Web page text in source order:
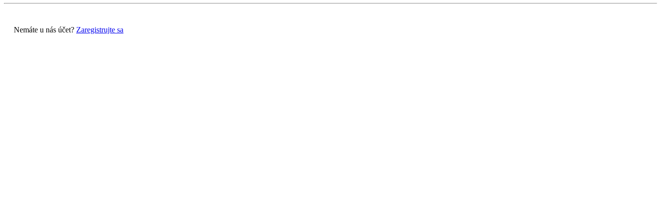
Nemáte u nás účet? Zaregistrujte sa